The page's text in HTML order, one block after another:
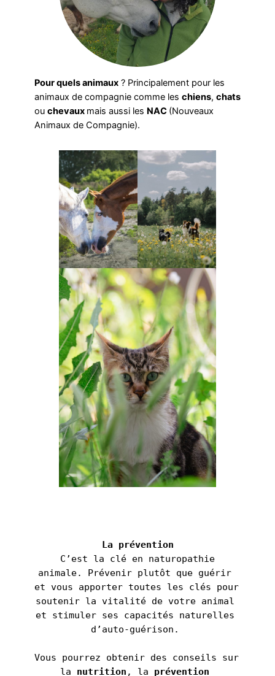
Pour quels animaux ? Principalement pour les
animaux de compagnie comme les chiens, chats
ou chevaux mais aussi les NAC (Nouveaux
Animaux de Compagnie).
La prévention
animale. Prévenir plutôt que guérir
et vous apporter toutes les clés pour
soutenir la vitalité de votre animal
et stimuler ses capacités naturelles
d’auto-guérison.
Vous pourrez obtenir des conseils sur
la nutrition , la prévention